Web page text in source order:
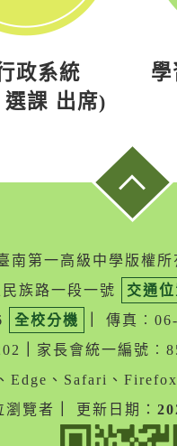
政系統
課 出席)
南第一高級中學版權所
族路一段一號
交通位
全校分機
傳真
家長會統一編號
Edge、Safari、
瀏覽者 更新日期：